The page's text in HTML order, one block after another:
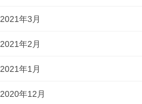
2021年3月
2021年2月
2021年1月
2020年12月